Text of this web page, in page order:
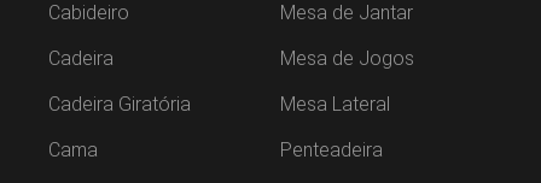
Cabideiro
Cadeira
Cadeira Giratória
Cama
Mesa de Jantar
Mesa de Jogos
Mesa Lateral
Penteadeira